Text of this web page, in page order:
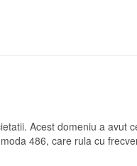
Acest domeniu a
486, care rula cu